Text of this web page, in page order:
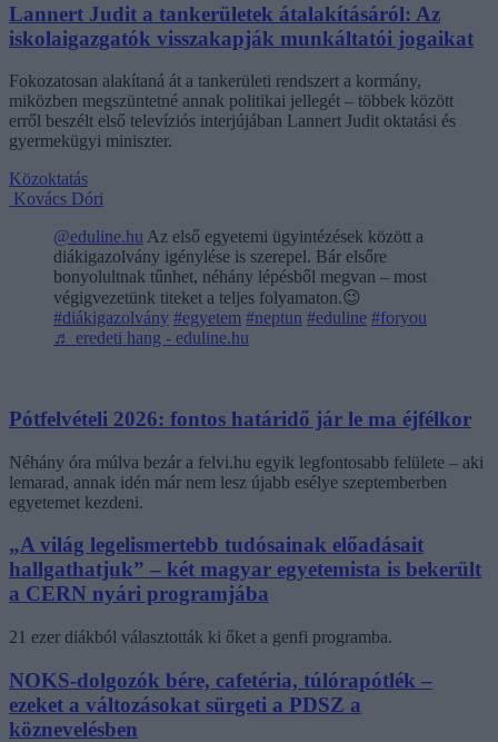
Lannert Judit a tankerületek átalakításáról: Az
iskolaigazgatók visszakapják munkáltatói jogaikat
Fokozatosan alakítaná át a tankerületi rendszert a kormány,
miközben megszüntetné annak politikai jellegét – többek között
erről beszélt első televíziós interjújában Lannert Judit oktatási és
gyermekügyi miniszter.
Közoktatás
Kovács Dóri
@eduline.hu Az első egyetemi ügyintézések között a
diákigazolvány igénylése is szerepel. Bár elsőre
bonyolultnak tűnhet, néhány lépésből megvan – most
végigvezetünk titeket a teljes folyamaton.😉
#diákigazolvány #egyetem #neptun #eduline #foryou
♬ eredeti hang - eduline.hu
Pótfelvételi 2026: fontos határidő jár le ma éjfélkor
Néhány óra múlva bezár a felvi.hu egyik legfontosabb felülete – aki
lemarad, annak idén már nem lesz újabb esélye szeptemberben
egyetemet kezdeni.
„A világ legelismertebb tudósainak előadásait
hallgathatjuk” – két magyar egyetemista is bekerült
a CERN nyári programjába
21 ezer diákból választották ki őket a genfi programba.
NOKS-dolgozók bére, cafetéria, túlórapótlék –
ezeket a változásokat sürgeti a PDSZ a
köznevelésben